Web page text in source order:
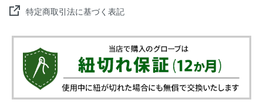
特定商取引法に基づく表記